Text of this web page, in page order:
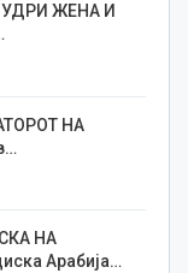
ЖЕНА И
НА
НА
Арабија…